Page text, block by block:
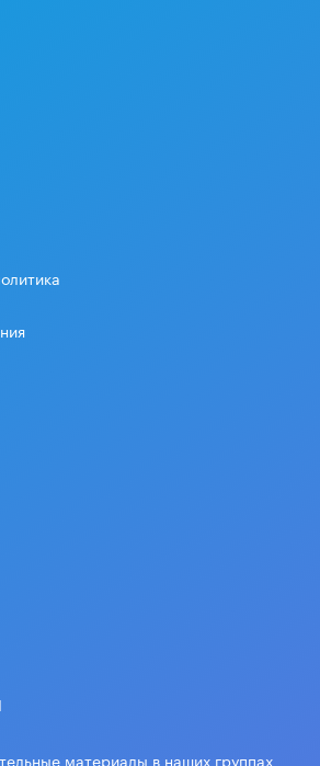
материалы в наших группах